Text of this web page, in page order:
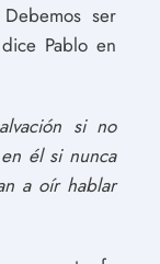
ser
Pablo en
si no
él si nunca
a oír hablar